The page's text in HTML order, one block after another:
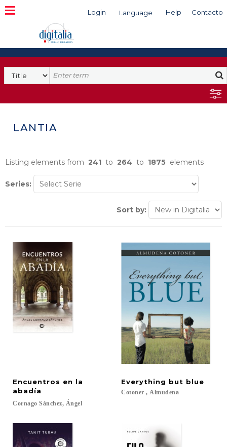
Login Language Help Contacto
Search
LANTIA
Listing elements from 241 to 264 to 1875 elements
Series:
Sort by:
Encuentros en la
abadía
Cornago Sánchez, Ángel
Everything but blue
Cotoner , Almudena